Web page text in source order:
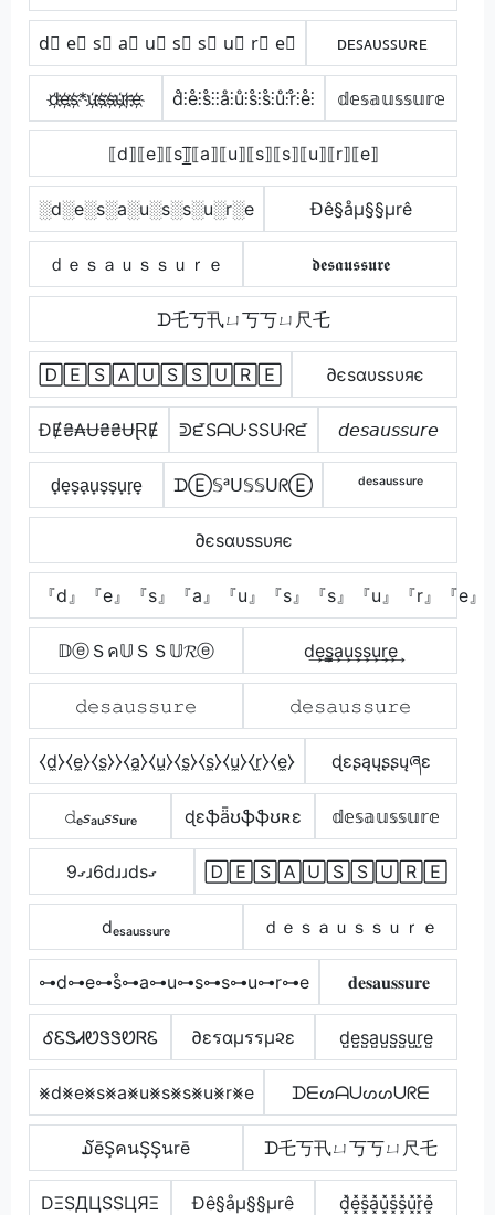
d⃣ e⃣ s⃣ a⃣ u⃣ s⃣ s⃣ u⃣ r⃣ e⃣ ᴅᴇꜱᴀᴜꜱꜱᴜʀᴇ
d҉e҉s҉*u҉s҉s҉u҉r҉e҉ d̊⫶e̊⫶s̊⫶⫶å⫶ů⫶s̊⫶s̊⫶ů⫶r̊⫶e̊⫶ 𝕕𝕖𝕤𝕒𝕦𝕤𝕤𝕦𝕣𝕖
⟦d⟧⟦e⟧⟦s⟧̲̅⟦a⟧⟦u⟧⟦s⟧⟦s⟧⟦u⟧⟦r⟧⟦e⟧
░d░e░s░a░u░s░s░u░r░e Ðê§åµ§§µrê
ｄｅｓａｕｓｓｕｒｅ 𝖉𝖊𝖘𝖆𝖚𝖘𝖘𝖚𝖗𝖊
ᗪ乇丂卂ㄩ丂丂ㄩ尺乇
🄳🄴🅂🄰🅄🅂🅂🅄🅁🄴 ∂єѕαυѕѕυяє
ĐɆ₴₳Ʉ₴₴ɄⱤɆ ᕲᘿSᗩᑘSSᑘᖇᘿ 𝘥𝘦𝘴𝘢𝘶𝘴𝘴𝘶𝘳𝘦
d̟e̟s̟a̟u̟s̟s̟u̟r̟e̟ ᗪⒺ𝕊ᵃᑌ𝕊𝕊ᑌᖇⒺ ᵈᵉˢᵃᵘˢˢᵘʳᵉ
∂єѕαυѕѕυяє
『d』『e』『s』『a』『u』『s』『s』『u』『r』『e』
𝔻ⓔＳค𝕌ＳＳ𝕌𝓡ⓔ d͢e͢s̳͢a͢u͢s͢s͢u͢r͢e͢
𝚍𝚎𝚜𝚊𝚞𝚜𝚜𝚞𝚛𝚎 𝚍𝚎𝚜𝚊𝚞𝚜𝚜𝚞𝚛𝚎
⧼d̼⧽⧼e̼⧽⧼s̼⧽⧽⧼a̼⧽⧼u̼⧽⧼s̼⧽⧼s̼⧽⧼u̼⧽⧼r̼⧽⧼e̼⧽ ɖɛʂąųʂʂųཞɛ
𝚍ₑ𝘴ₐᵤ𝘴𝘴ᵤᵣₑ ɖɛֆǟʊֆֆʊʀɛ 𝕕𝕖𝕤𝕒𝕦𝕤𝕤𝕦𝕣𝕖
9ގɹ6dɹɹdsގ 🄳🄴🅂🄰🅄🅂🅂🅄🅁🄴
dₑₛₐᵤₛₛᵤᵣₑ ｄｅｓａｕｓｓｕｒｅ
⊶d⊶e⊶s̊⊶a⊶u⊶s⊶s⊶u⊶r⊶e 𝐝𝐞𝐬𝐚𝐮𝐬𝐬𝐮𝐫𝐞
ᎴᏋᏕᏗᏬᏕᏕᏬᏒᏋ ∂εรαµรรµ૨ε d̺e̺s̺a̺u̺s̺s̺u̺r̺e̺
⨳d⨳e⨳s⨳a⨳u⨳s⨳s⨳u⨳r⨳e ᗪᗴᔕᗩᑌᔕᔕᑌᖇᗴ
໓ēŞคนŞŞนrē ᗪ乇丂卂ㄩ丂丂ㄩ尺乇
DΞSДЦSSЦЯΞ Ðê§åµ§§µrê d͓̽e͓̽s͓̽a͓̽u͓̽s͓̽s͓̽u͓̽r͓̽e͓̽